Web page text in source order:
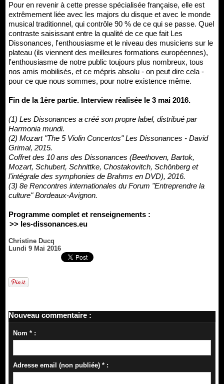
Pour en revenir à cette presse spécialisée française, elle est
extrêmement liée avec les majors du disque et avec le monde
musical traditionnel, qui contrôle 90 % de ce qui se passe. Quel
contraste saisissant entre la qualité de ce que fait Les
Dissonances, l'enthousiasme et le niveau des musiciens sur le
plateau (ils viennent des meilleures formations européennes),
l'enthousiasme de notre public toujours plus nombreux, tous
nos amis mobilisés, et ce mépris absolu - on peut dire cela -
pour ce que nous sommes, pour notre existence même.
Fin de la 1ère partie. Interview réalisée le 3 mai 2016.
(1) Les Dissonances a créé son propre label, distribué par
Harmonia mundi.
(2) Mozart "The 5 Violin Concertos" Les Dissonances - David
Grimal, 2015.
Coffret des 10 ans des Dissonances (Beethoven, Bartok,
Mozart, Schubert, Schnittke, Chostakovitch, Schönberg et
l'intégrale des symphonies de Brahms en DVD), 2016.
(3) 8e Rencontres internationales du Forum "Entreprendre la
culture" Bordeaux-Avignon.
Programme complet et renseignements :
>> les-dissonances.eu
Christine Ducq
Lundi 9 Mai 2016
Nouveau commentaire :
Nom * :
Adresse email (non publiée) * :